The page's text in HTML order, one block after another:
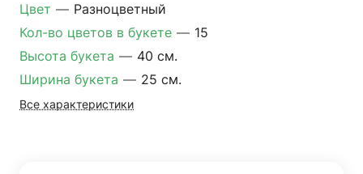
Цвет — Разноцветный
Кол-во цветов в букете — 15
Высота букета — 40 см.
Ширина букета — 25 см.
Все характеристики